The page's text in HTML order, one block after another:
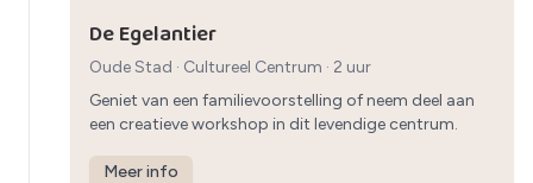
De Egelantier
Oude Stad · Cultureel Centrum
· 2 uur
Geniet van een familievoorstelling of neem deel aan
een creatieve workshop in dit levendige centrum.
Meer info